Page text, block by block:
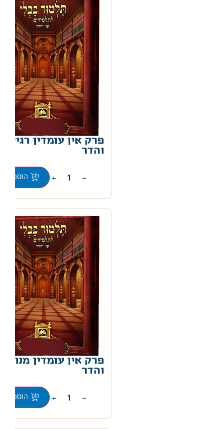
פרק אין עומדין רגיל
והדר
−
+ הוספה
פרק אין עומדין מנוקד
והדר
−
+ הוספה